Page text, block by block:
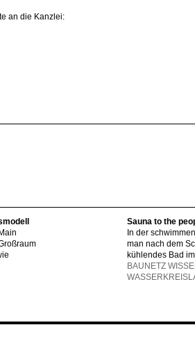
an die Kanzlei:
Sauna to the
In der
man nach dem
kühlendes Bad
BAUNETZ